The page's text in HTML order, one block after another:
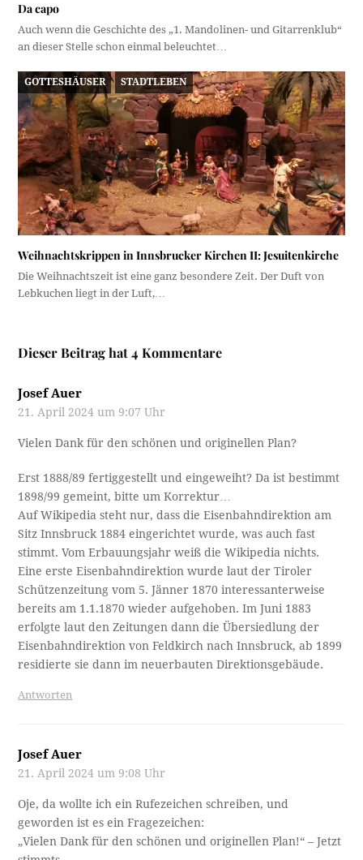
Da capo
Auch wenn die Geschichte des „1. Mandolinen- und Gitarrenklub“
an dieser Stelle schon einmal beleuchtet…
GOTTESHÄUSER STADTLEBEN
Weihnachtskrippen in Innsbrucker Kirchen II: Jesuitenkirche
Die Weihnachtszeit ist eine ganz besondere Zeit. Der Duft von
Lebkuchen liegt in der Luft,…
Dieser Beitrag hat 4 Kommentare
Josef Auer
21. April 2024 um 9:07 Uhr
Vielen Dank für den schönen und originellen Plan?
Erst 1888/89 fertiggestellt und eingeweiht? Da ist bestimmt
1898/99 gemeint, bitte um Korrektur…
Auf Wikipedia steht nur, dass die Eisenbahndirektion am
Sitz Innsbruck 1884 eingerichtet wurde, was auch fast
stimmt. Vom Erbauungsjahr weiß die Wikipedia nichts.
Eine erste Eisenbahndirektion wurde laut der Tiroler
Schützenzeitung vom 5. Jänner 1870 interessanterweise
bereits am 1.1.1870 wieder aufgehoben. Im Juni 1883
erfolgte laut den Zeitungen dann die Übersiedlung der
Eisenbahndirektion von Feldkirch nach Innsbruck, ab 1899
residierte sie dann im neuerbauten Direktionsgebäude.
Antworten
Josef Auer
21. April 2024 um 9:08 Uhr
Oje, da wollte ich ein Rufezeichen schreiben, und
geworden ist es ein Fragezeichen:
„Vielen Dank für den schönen und originellen Plan!“ – Jetzt